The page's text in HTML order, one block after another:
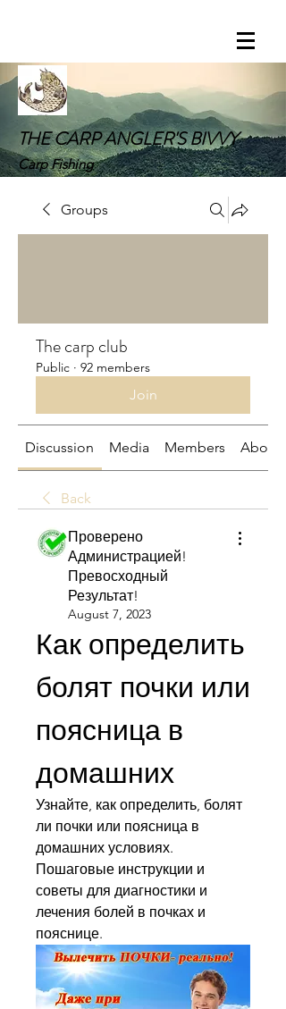
THE CARP ANGLER'S BIVVY
Carp Fishing
Groups
The carp club
Public · 92 members
Join
Discussion Media Members About
Back
Проверено
Администрацией!
Превосходный
Результат!
August 7, 2023
Как определить
болят почки или
поясница в
домашних
Узнайте, как определить, болят
ли почки или поясница в
домашних условиях.
Пошаговые инструкции и
советы для диагностики и
лечения болей в почках и
пояснице.